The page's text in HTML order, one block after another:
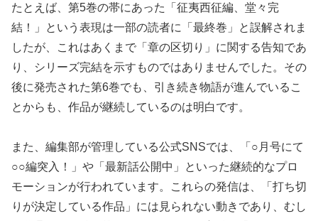
たとえば、第5巻の帯にあった「征夷西征編、堂々完
結！」という表現は一部の読者に「最終巻」と誤解されま
したが、これはあくまで「章の区切り」に関する告知であ
り、シリーズ完結を示すものではありませんでした。その
後に発売された第6巻でも、引き続き物語が進んでいるこ
とからも、作品が継続しているのは明白です。
また、編集部が管理している公式SNSでは、「○月号にて
○○編突入！」や「最新話公開中」といった継続的なプロ
モーションが行われています。これらの発信は、「打ち切
りが決定している作品」には見られない動きであり、むし